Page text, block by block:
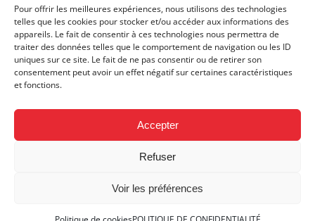
Pour offrir les meilleures expériences, nous utilisons des technologies
telles que les cookies pour stocker et/ou accéder aux informations des
appareils. Le fait de consentir à ces technologies nous permettra de
traiter des données telles que le comportement de navigation ou les ID
uniques sur ce site. Le fait de ne pas consentir ou de retirer son
consentement peut avoir un effet négatif sur certaines caractéristiques
et fonctions.
Accepter
Refuser
Voir les préférences
Bardage
Ossature bois
ITE
Contact
Nos réalisations
POLITIQUE DE CONFIDENTIALITÉ|